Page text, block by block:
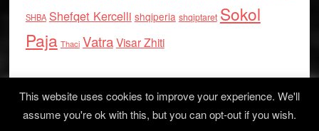
SHBA Shefqet Kercelli shqiperia shqiptaret Sokol
Paja Thaci VatraVisar Zhiti
This website uses cookies to improve your experience. We'll
assume you're ok with this, but you can opt-out if you wish.